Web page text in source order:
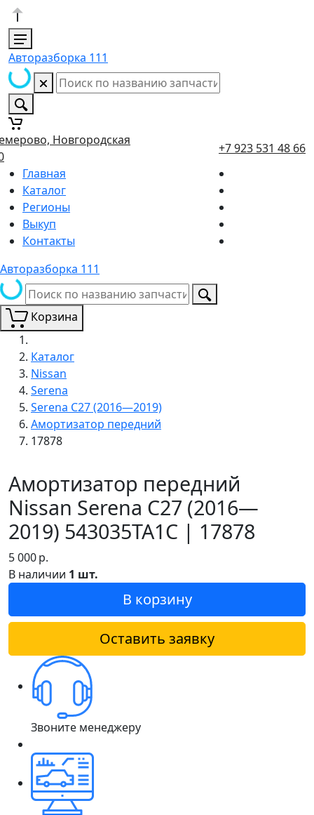
Авторазборка 111
Новгородская
+7 923 531 48 66
Главная
Каталог
Регионы
Выкуп
Контакты
Авторазборка 111
Корзина
Каталог
Nissan
Serena
Serena C27 (2016—2019)
Амортизатор передний
17878
Амортизатор передний
Nissan Serena C27 (2016—
2019) 543035TA1C | 17878
5 000р.
В наличии 1 шт.
В корзину
Оставить заявку
Звоните менеджеру